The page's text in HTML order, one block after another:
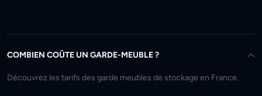
COMBIEN COÛTE UN GARDE-MEUBLE ?
Découvrez les tarifs des garde meubles de stockage en France.